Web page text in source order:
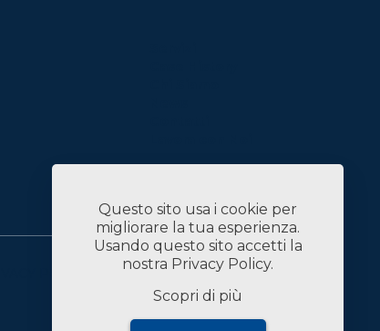
DATI SOCIETARI
Questo sito usa i cookie per
migliorare la tua esperienza.
Usando questo sito accetti la
nostra Privacy Policy.
Scopri di più